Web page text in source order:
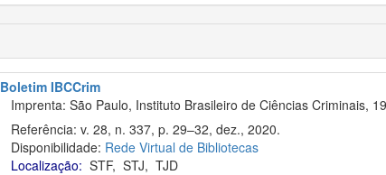
Boletim IBCCrim
Imprenta: São Paulo, Instituto Brasileiro de Ciências Criminais,
Referência: v. 28, n. 337, p. 29–32, dez., 2020.
Disponibilidade: Rede Virtual de Bibliotecas
Localização: STF, STJ, TJD